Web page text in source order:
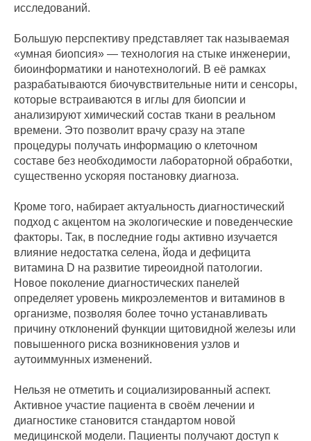
исследований.
Большую перспективу представляет так называемая
«умная биопсия» — технология на стыке инженерии,
биоинформатики и нанотехнологий. В её рамках
разрабатываются биочувствительные нити и сенсоры,
которые встраиваются в иглы для биопсии и
анализируют химический состав ткани в реальном
времени. Это позволит врачу сразу на этапе
процедуры получать информацию о клеточном
составе без необходимости лабораторной обработки,
существенно ускоряя постановку диагноза.
Кроме того, набирает актуальность диагностический
подход с акцентом на экологические и поведенческие
факторы. Так, в последние годы активно изучается
влияние недостатка селена, йода и дефицита
витамина D на развитие тиреоидной патологии.
Новое поколение диагностических панелей
определяет уровень микроэлементов и витаминов в
организме, позволяя более точно устанавливать
причину отклонений функции щитовидной железы или
повышенного риска возникновения узлов и
аутоиммунных изменений.
Нельзя не отметить и социализированный аспект.
Активное участие пациента в своём лечении и
диагностике становится стандартом новой
медицинской модели. Пациенты получают доступ к